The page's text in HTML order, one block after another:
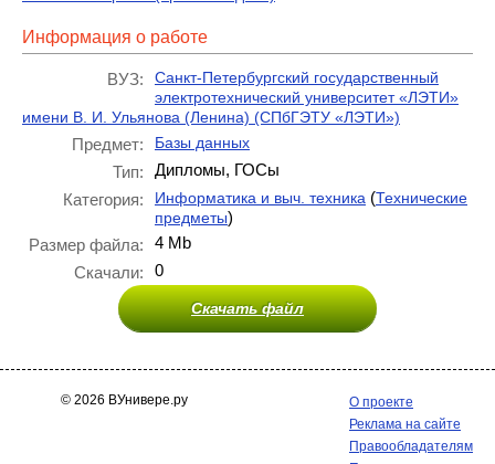
Информация о работе
ВУЗ:
Санкт-Петербургский государственный
электротехнический университет «ЛЭТИ»
имени В. И. Ульянова (Ленина) (СПбГЭТУ «ЛЭТИ»)
Предмет: Базы данных
Тип:
Дипломы, ГОСы
Категория:
Информатика и выч. техника (Технические
предметы)
Размер файла:
4 Mb
Скачали:
0
Скачать файл
© 2026 ВУнивере.ру
О проекте
Реклама на сайте
Правообладателям